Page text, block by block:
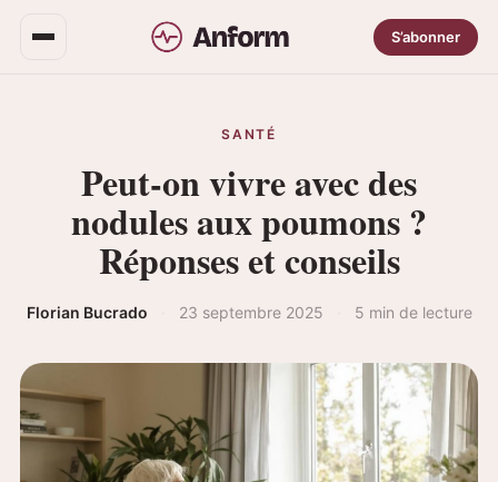
S’abonner
SANTÉ
Peut-on vivre avec des
nodules aux poumons ?
Réponses et conseils
Florian Bucrado 23 septembre 2025 5 min de lecture